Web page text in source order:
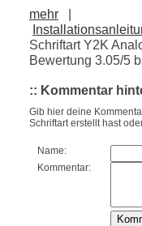
mehr
|
Schriftart Y2K
Bewertung 3.05/5
:: Kommentar
Gib hier deine
Schriftart erstellt hast
Name:
Kommentar: